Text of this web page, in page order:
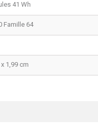
41 Wh
Famille 64
1,99 cm